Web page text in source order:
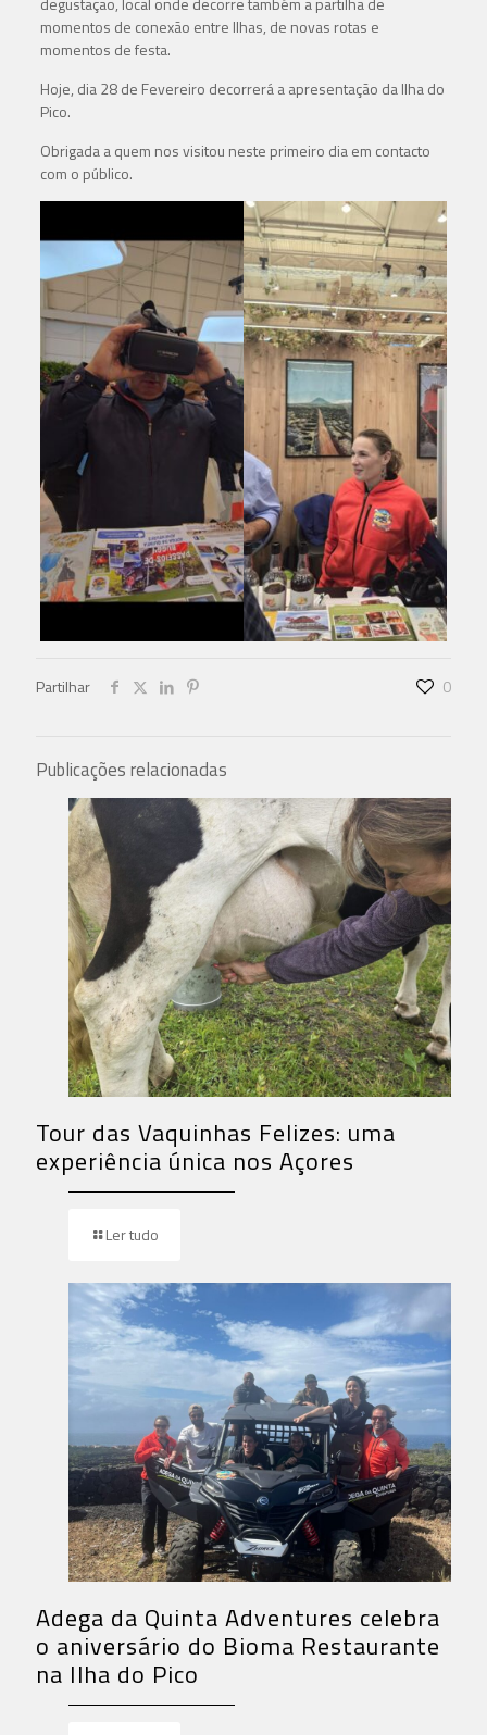
momentos de conexão entre Ilhas, de novas rotas e
momentos de festa.
Hoje, dia 28 de Fevereiro decorrerá a apresentação da Ilha do
Pico.
Obrigada a quem nos visitou neste primeiro dia em contacto
com o público.
Partilhar 0
Publicações relacionadas
Tour das Vaquinhas Felizes: uma
experiência única nos Açores
Ler tudo
Adega da Quinta Adventures celebra
o aniversário do Bioma Restaurante
na Ilha do Pico